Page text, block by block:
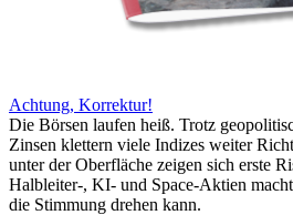
Achtung, Korrektur!
Die Börsen laufen heiß. Trotz
Zinsen klettern viele Indizes weiter
unter der Oberfläche zeigen sich erste
Halbleiter-, KI- und Space-Aktien
die Stimmung drehen kann.